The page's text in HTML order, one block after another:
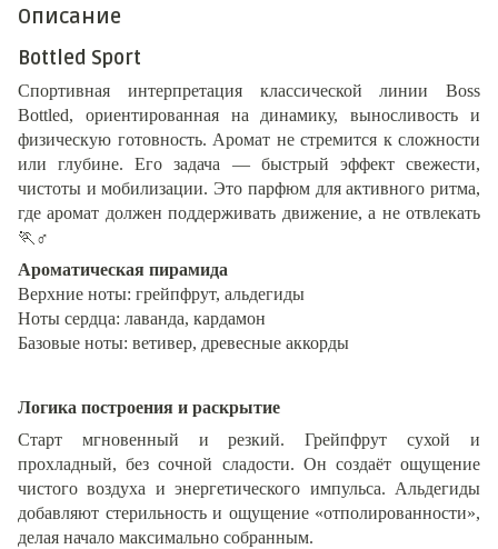
Описание
Bottled Sport
Спортивная интерпретация классической линии Boss
Bottled, ориентированная на динамику, выносливость и
физическую готовность. Аромат не стремится к сложности
или глубине. Его задача — быстрый эффект свежести,
чистоты и мобилизации. Это парфюм для активного ритма,
где аромат должен поддерживать движение, а не отвлекать
🏃 ‍♂️
Ароматическая пирамида
Верхние ноты: грейпфрут, альдегиды
Ноты сердца: лаванда, кардамон
Базовые ноты: ветивер, древесные аккорды
Логика построения и раскрытие
Старт мгновенный и резкий. Грейпфрут сухой и
прохладный, без сочной сладости. Он создаёт ощущение
чистого воздуха и энергетического импульса. Альдегиды
добавляют стерильность и ощущение «отполированности»,
делая начало максимально собранным.